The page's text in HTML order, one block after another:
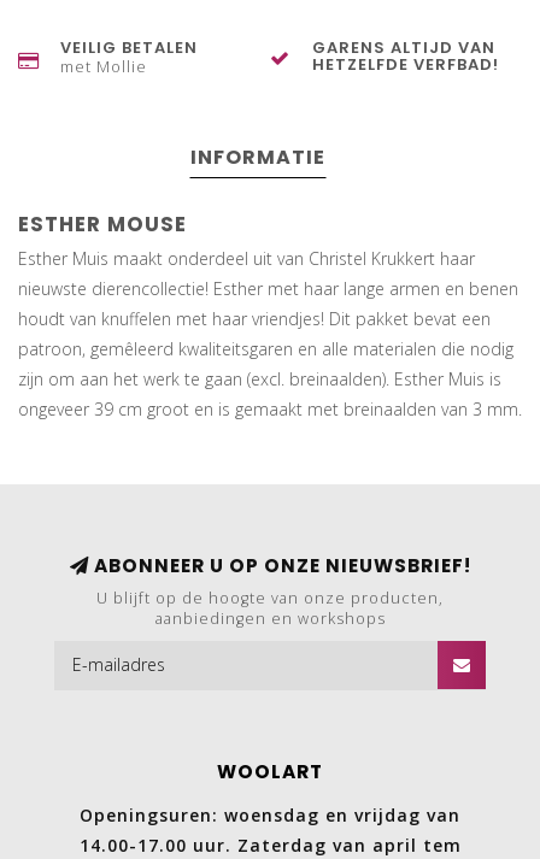
VEILIG BETALEN
met Mollie
GARENS ALTIJD VAN
HETZELFDE VERFBAD!
INFORMATIE
ESTHER MOUSE
Esther Muis maakt onderdeel uit van Christel Krukkert haar
nieuwste dierencollectie! Esther met haar lange armen en benen
houdt van knuffelen met haar vriendjes! Dit pakket bevat een
patroon, gemêleerd kwaliteitsgaren en alle materialen die nodig
zijn om aan het werk te gaan (excl. breinaalden). Esther Muis is
ongeveer 39 cm groot en is gemaakt met breinaalden van 3 mm.
ABONNEER U OP ONZE NIEUWSBRIEF!
U blijft op de hoogte van onze producten,
aanbiedingen en workshops
WOOLART
Openingsuren: woensdag en vrijdag van
14.00-17.00 uur. Zaterdag van april tem